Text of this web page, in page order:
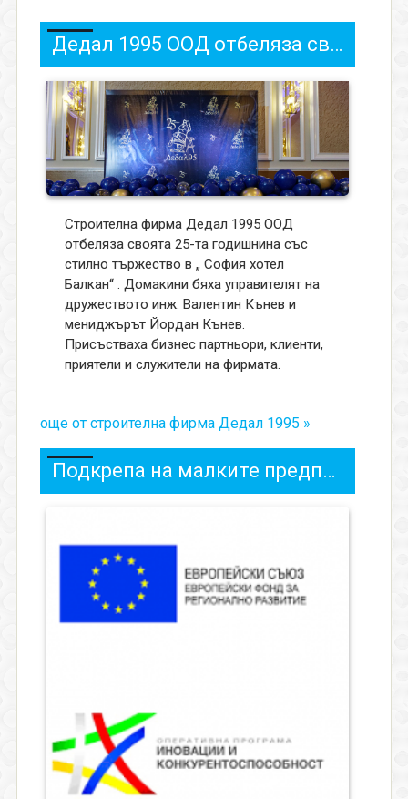
Дедал 1995 ООД отбеляза своята 25-та годишнина
Строителна фирма Дедал 1995 ООД
отбеляза своята 25-та годишнина със
стилно тържество в „ София хотел
Балкан“ . Домакини бяха управителят на
дружеството инж. Валентин Кънев и
мениджърът Йордан Кънев.
Присъстваха бизнес партньори, клиенти,
приятели и служители на фирмата.
още от строителна фирма Дедал 1995 »
Подкрепа на малките предприятия